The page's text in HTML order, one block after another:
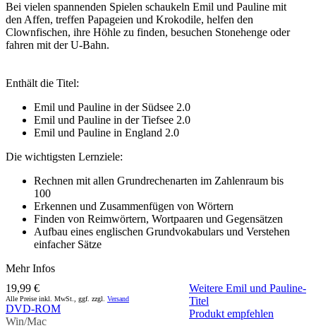
Bei vielen spannenden Spielen schaukeln Emil und Pauline mit
den Affen, treffen Papageien und Krokodile, helfen den
Clownfischen, ihre Höhle zu finden, besuchen Stonehenge oder
fahren mit der U-Bahn.
Enthält die Titel:
Emil und Pauline in der Südsee 2.0
Emil und Pauline in der Tiefsee 2.0
Emil und Pauline in England 2.0
Die wichtigsten Lernziele:
Rechnen mit allen Grundrechenarten im Zahlenraum bis
100
Erkennen und Zusammenfügen von Wörtern
Finden von Reimwörtern, Wortpaaren und Gegensätzen
Aufbau eines englischen Grundvokabulars und Verstehen
einfacher Sätze
Mehr Infos
19,99 €
Alle Preise inkl. MwSt., ggf. zzgl. Versand
DVD-ROM
Win/Mac
Weitere Emil und Pauline-
Titel
Produkt empfehlen